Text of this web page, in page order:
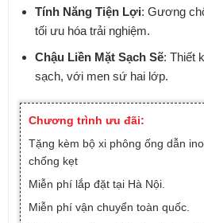
Tính Năng Tiện Lợi: Gương
tối ưu hóa trải nghiệm.
Chậu Liền Mặt Sạch Sẽ: Thiết
sạch, với men sứ hai lớp.
Chương trình ưu đãi:
Tặng kèm bộ xi phông ống dẫn
chống kẹt
Miễn phí lắp đặt tại Hà Nội.
Miễn phí vận chuyển toàn quốc.